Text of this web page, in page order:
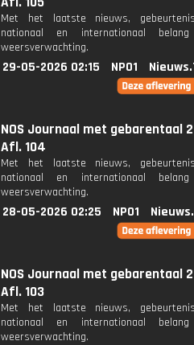
Met het laatste nieuws,
nationaal en internationaal
weersverwachting.
29-05-2026 02:15 NPO1
NOS Journaal met gebarentaal
Afl. 104
Met het laatste nieuws,
nationaal en internationaal
weersverwachting.
28-05-2026 02:25 NPO1
NOS Journaal met gebarentaal
Afl. 103
Met het laatste nieuws,
nationaal en internationaal
weersverwachting.